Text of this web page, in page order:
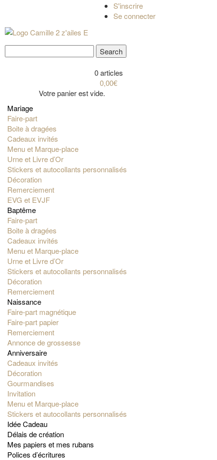
S'inscrire
Se connecter
0 articles
0,00€
Votre panier est vide.
Mariage
Faire-part
Boite à dragées
Cadeaux invités
Menu et Marque-place
Urne et Livre d’Or
Stickers et autocollants personnalisés
Décoration
Remerciement
EVG et EVJF
Baptême
Faire-part
Boite à dragées
Cadeaux invités
Menu et Marque-place
Urne et Livre d’Or
Stickers et autocollants personnalisés
Décoration
Remerciement
Naissance
Faire-part magnétique
Faire-part papier
Remerciement
Annonce de grossesse
Anniversaire
Cadeaux invités
Décoration
Gourmandises
Invitation
Menu et Marque-place
Stickers et autocollants personnalisés
Idée Cadeau
Délais de création
Mes papiers et mes rubans
Polices d’écritures